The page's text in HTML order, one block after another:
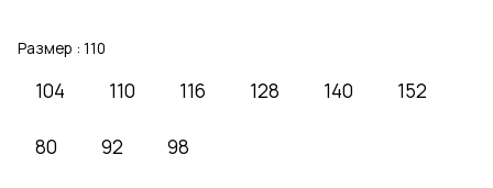
Размер : 110
104 110 116 128 140 152
80 92 98